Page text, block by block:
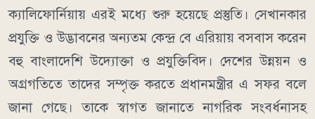
ক্যালিফোর্নিয়ায় এরই মধ্যে শুরু হয়েছে প্রস্তুতি। সেখানকার
প্রযুক্তি ও উদ্ভাবনের অন্যতম কেন্দ্র বে এরিয়ায় বসবাস করেন
বহু বাংলাদেশি উদ্যোক্তা ও প্রযুক্তিবিদ। দেশের উন্নয়ন ও
অগ্রগতিতে তাদের সম্পৃক্ত করতে প্রধানমন্ত্রীর এ সফর বলে
জানা গেছে। তাকে স্বাগত জানাতে নাগরিক সংবর্ধনাসহ